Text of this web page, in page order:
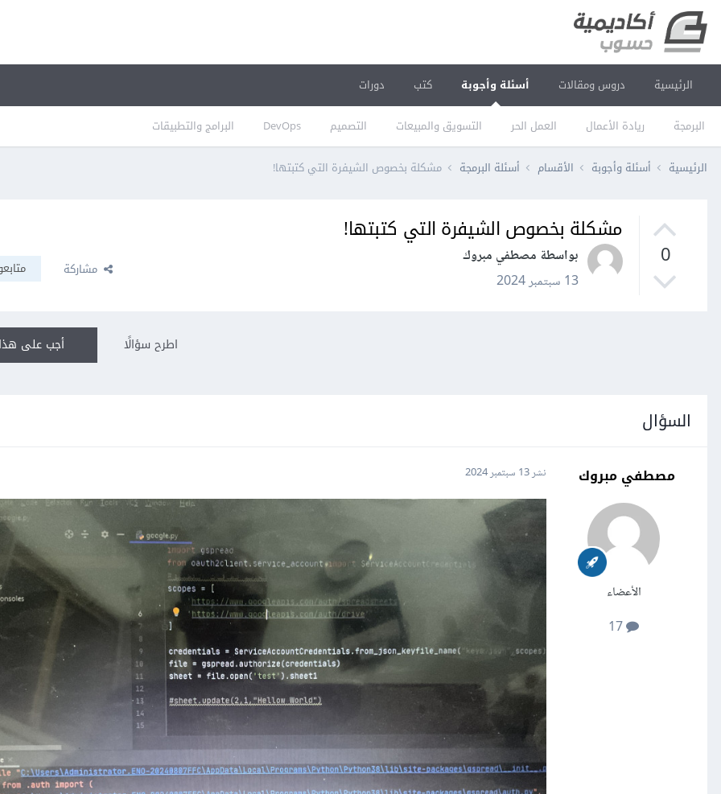
الرئيسية دروس ومقالات أسئلة وأجوبة
البرمجة ريادة الأعمال العمل الحر التسويق والمبيعات التصميم DevOps البرامج والتطبيقات
كتب دورات
الرئيسية أسئلة وأجوبة الأقسام أسئلة البرمجة مشكلة بخصوص الشيفرة التي كتبتها!
0
مشكلة بخصوص الشيفرة التي كتبتها!
بواسطة مصطفي مبروك
13 سبتمبر 2024
مشاركة
أجب على اطرح سؤالًا
السؤال
مصطفي مبروك
الأعضاء
نشر13 سبتمبر 2024